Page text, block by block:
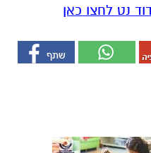
נט לחצו כאן